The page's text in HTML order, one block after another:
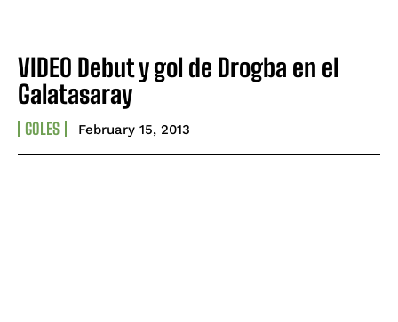
VIDEO Debut y gol de Drogba en el
Galatasaray
GOLES February 15, 2013